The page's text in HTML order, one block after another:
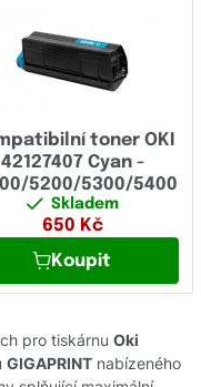
toner OKI
42127407 Cyan -
5200/5300/5400
Skladem
650 Kč
Koupit
pro tiskárnu Oki
GIGAPRINT nabízeného